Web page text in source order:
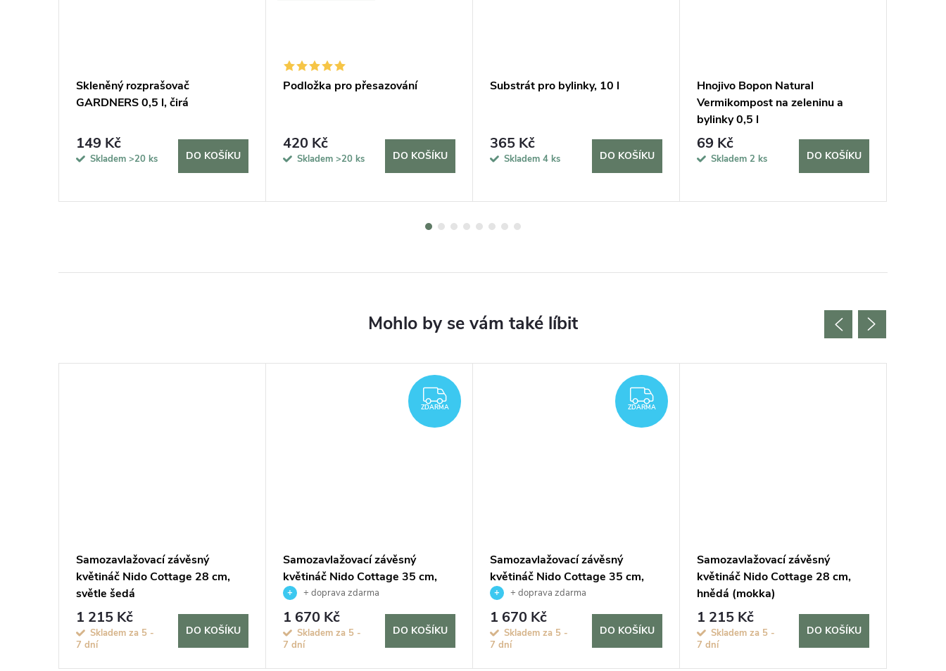
Skleněný rozprašovač
GARDNERS 0,5 l, čirá
149 Kč
Skladem >20 ks DO KOŠÍKU
Podložka pro přesazování
420 Kč
Skladem >20 ks DO KOŠÍKU
Substrát pro bylinky, 10 l
365 Kč
Skladem 4 ks DO KOŠÍKU
Hnojivo Bopon Natural
Vermikompost na zeleninu a
bylinky 0,5 l
69 Kč
Skladem 2 ks DO KOŠÍKU
Samozavlažovací závěsný
květináč Nido Cottage 28 cm,
světle šedá
1 215 Kč
Skladem za 5 -
7 dní
DO KOŠÍKU
ZDARMA
ZDARMA
Samozavlažovací závěsný
květináč Nido Cottage 35 cm,
pískově hnědá
+ doprava zdarma
1 670 Kč
Skladem za 5 -
7 dní
DO KOŠÍKU
ZDARMA
ZDARMA
Samozavlažovací závěsný
květináč Nido Cottage 35 cm,
černá+ doprava zdarma
1 670 Kč
Skladem za 5 -
7 dní
DO KOŠÍKU
Samozavlažovací závěsný
květináč Nido Cottage 28 cm,
hnědá (mokka)
1 215 Kč
Skladem za 5 -
7 dní
DO KOŠÍKU